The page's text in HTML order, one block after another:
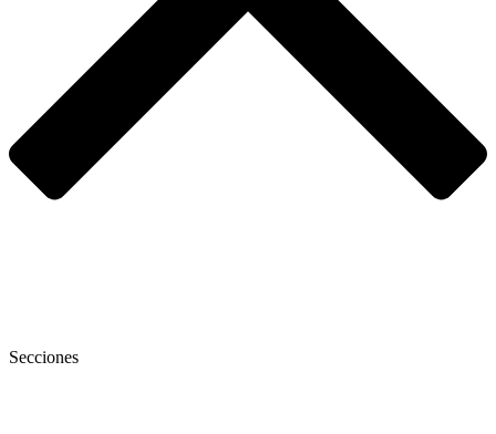
Secciones